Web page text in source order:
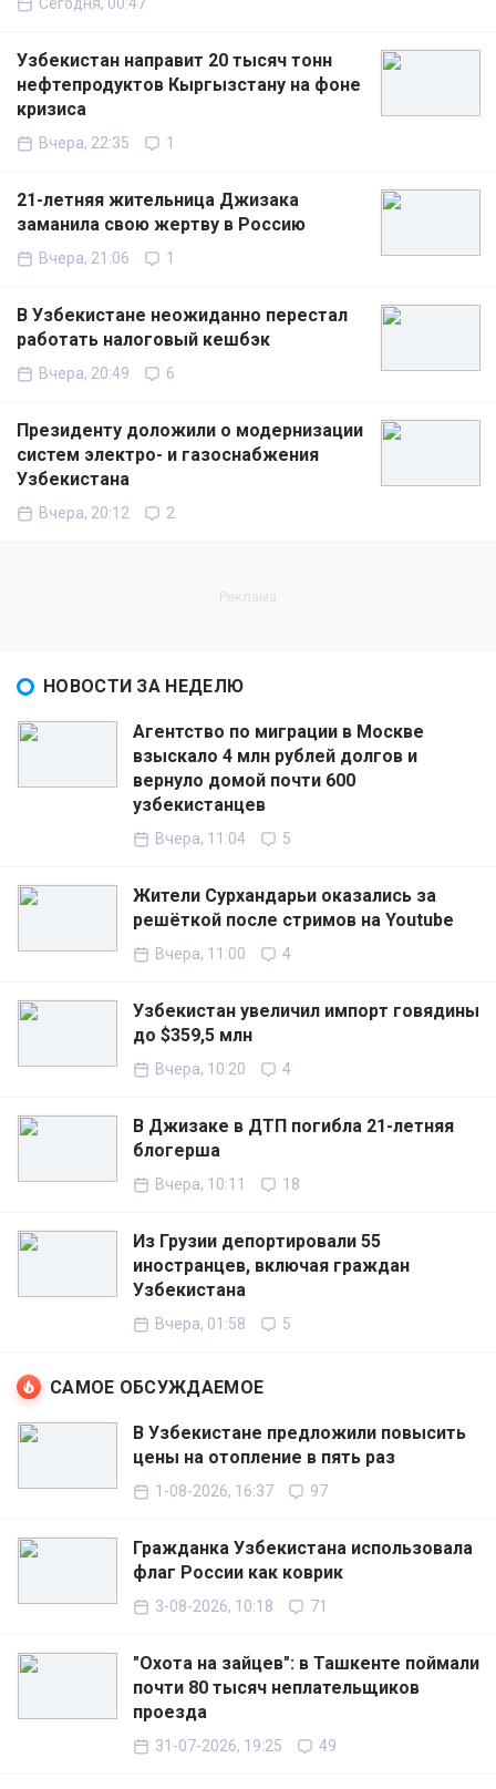
Сегодня, 00:47
Узбекистан направит 20 тысяч тонн
нефтепродуктов Кыргызстану на фоне
кризиса
Вчера, 22:35 1
21-летняя жительница Джизака
заманила свою жертву в Россию
Вчера, 21:06 1
В Узбекистане неожиданно перестал
работать налоговый кешбэк
Вчера, 20:49 6
Президенту доложили о модернизации
систем электро- и газоснабжения
Узбекистана
Вчера, 20:12 2
НОВОСТИ ЗА НЕДЕЛЮ
Агентство по миграции в Москве
взыскало 4 млн рублей долгов и
вернуло домой почти 600
узбекистанцев
Вчера, 11:04 5
Жители Сурхандарьи оказались за
решёткой после стримов на Youtube
Вчера, 11:00 4
Узбекистан увеличил импорт говядины
до $359,5 млн
Вчера, 10:20 4
В Джизаке в ДТП погибла 21-летняя
блогерша
Вчера, 10:11 18
Из Грузии депортировали 55
иностранцев, включая граждан
Узбекистана
Вчера, 01:58 5
САМОЕ ОБСУЖДАЕМОЕ
В Узбекистане предложили повысить
цены на отопление в пять раз
1-08-2026, 16:37 97
Гражданка Узбекистана использовала
флаг России как коврик
3-08-2026, 10:18 71
"Охота на зайцев": в Ташкенте поймали
почти 80 тысяч неплательщиков
проезда
31-07-2026, 19:25 49